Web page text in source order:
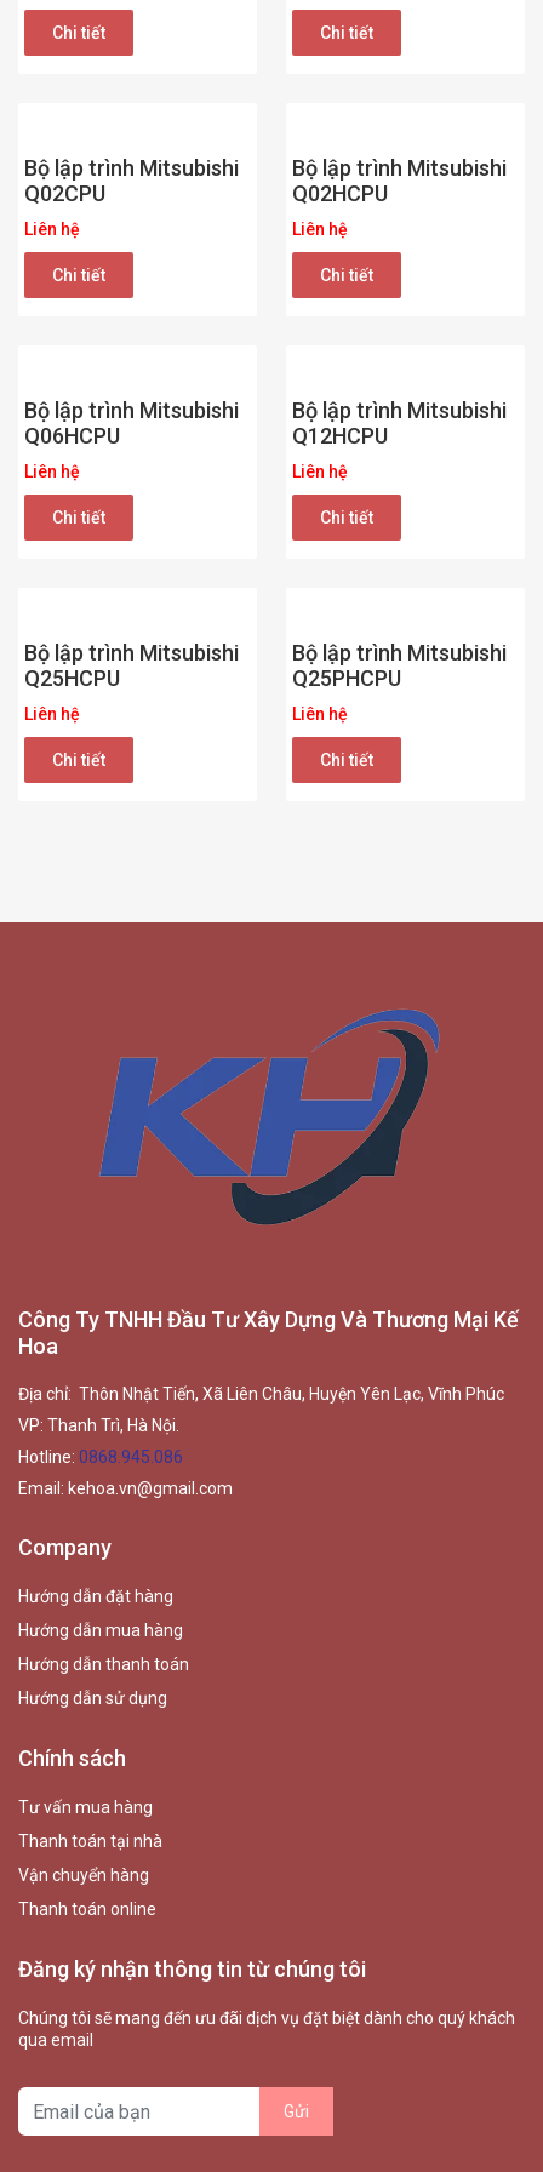
Chi tiết Chi tiết
Bộ lập trình Mitsubishi
Q02CPU
Liên hệ
Chi tiết
Bộ lập trình Mitsubishi
Q02HCPU
Liên hệ
Chi tiết
Bộ lập trình Mitsubishi
Q06HCPU
Liên hệ
Chi tiết
Bộ lập trình Mitsubishi
Q12HCPU
Liên hệ
Chi tiết
Bộ lập trình Mitsubishi
Q25HCPU
Liên hệ
Chi tiết
Bộ lập trình Mitsubishi
Q25PHCPU
Liên hệ
Chi tiết
Công Ty TNHH Đầu Tư Xây Dựng Và Thương Mại Kế
Hoa
Địa chỉ: Thôn Nhật Tiến, Xã Liên Châu, Huyện Yên Lạc, Vĩnh Phúc
VP: Thanh Trì, Hà Nội.
Hotline: 0868.945.086
Email: kehoa.vn@gmail.com
Company
Hướng dẫn đặt hàng
Hướng dẫn mua hàng
Hướng dẫn thanh toán
Hướng dẫn sử dụng
Chính sách
Tư vấn mua hàng
Thanh toán tại nhà
Vận chuyển hàng
Thanh toán online
Đăng ký nhận thông tin từ chúng tôi
Chúng tôi sẽ mang đến ưu đãi dịch vụ đặt biệt dành cho quý khách
qua email